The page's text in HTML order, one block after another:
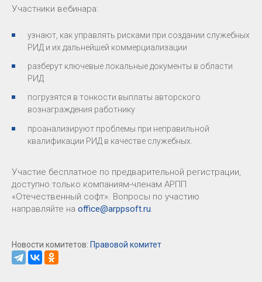
Участники вебинара:
узнают, как управлять рисками при создании служебных
РИД и их дальнейшей коммерциализации
разберут ключевые локальные документы в области
РИД
погрузятся в тонкости выплаты авторского
вознаграждения работнику
проанализируют проблемы при неправильной
квалификации РИД в качестве служебных.
Участие бесплатное по предварительной регистрации,
доступно только компаниям-членам АРПП
«Отечественный софт». Вопросы по участию
направляйте на office@arppsoft.ru
Новости комитетов: Правовой комитет